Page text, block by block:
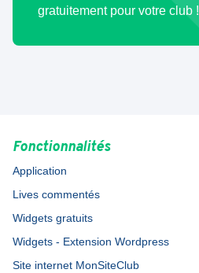
gratuitement pour votre club !
Fonctionnalités
Application
Lives commentés
Widgets gratuits
Widgets - Extension Wordpress
Site internet MonSiteClub